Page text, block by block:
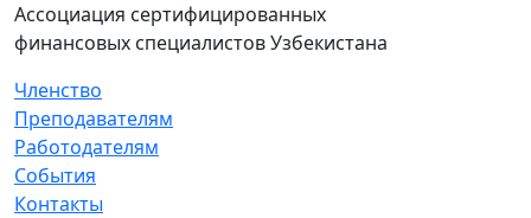
Ассоциация сертифицированных
финансовых специалистов Узбекистана
Членство
Преподавателям
Работодателям
События
Контакты